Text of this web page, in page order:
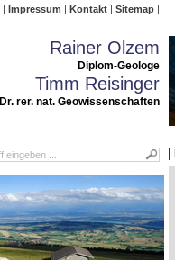
Impressum Kontakt Sitemap
Rainer Olzem
Diplom-Geologe
Timm Reisinger
Dr. rer. nat. Geowissenschaften